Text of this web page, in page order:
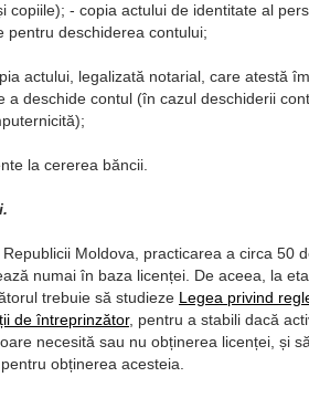
copiile); - copia actului de identitate al
pentru deschiderea contului;
actului, legalizată notarial, care atestă
a deschide contul (în cazul deschiderii
la cererea băncii.
Moldova, practicarea a circa 50
numai în baza licenței. De aceea, la
trebuie să studieze Legea privind
de întreprinzător, pentru a stabili dacă
necesită sau nu obținerea licenței, și
obținerea acesteia.